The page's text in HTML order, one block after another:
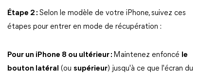
Étape 2 : Selon le modèle de votre iPhone, suivez ces
étapes pour entrer en mode de récupération :
Pour un iPhone 8 ou ultérieur : Maintenez enfoncé le
bouton latéral (ou supérieur) jusqu'à ce que l'écran du